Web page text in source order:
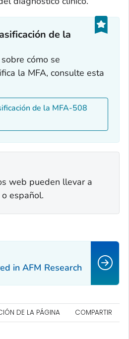
de la
cómo se
la MFA, consulte esta
de la MFA-508
web pueden llevar a
español.
in AFM Research
DE LA PÁGINA COMPARTIR